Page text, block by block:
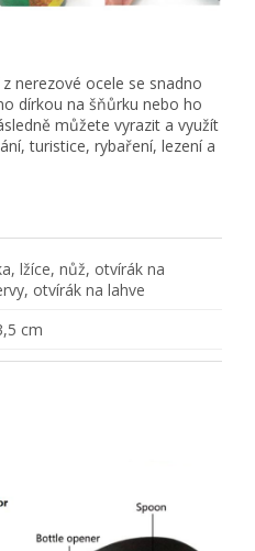
nerezové ocele se snadno
dírkou na šňůrku nebo ho
můžete vyrazit a využít
turistice, rybaření, lezení a
lžíce, nůž, otvírák na
otvírák na lahve
cm